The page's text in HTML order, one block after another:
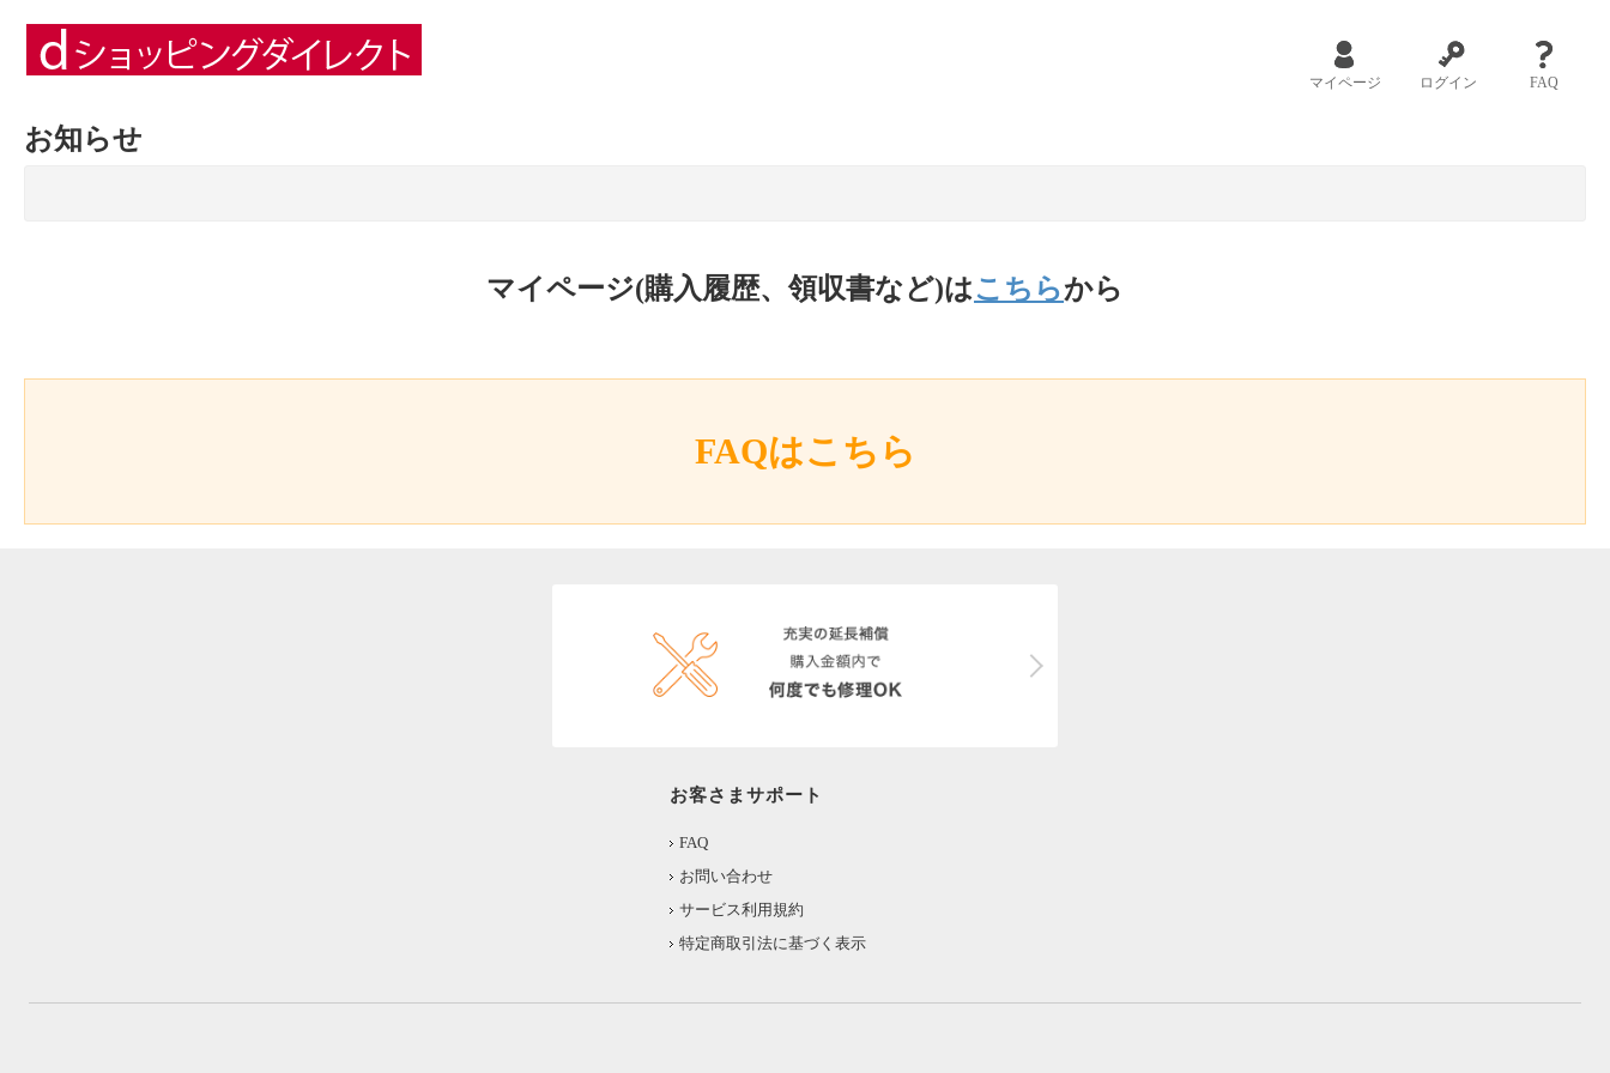
マイページ ログイン FAQ
お知らせ
マイページ(購入履歴、領収書など)はこちらから
FAQはこちら
お客さまサポート
FAQ
お問い合わせ
サービス利用規約
特定商取引法に基づく表示